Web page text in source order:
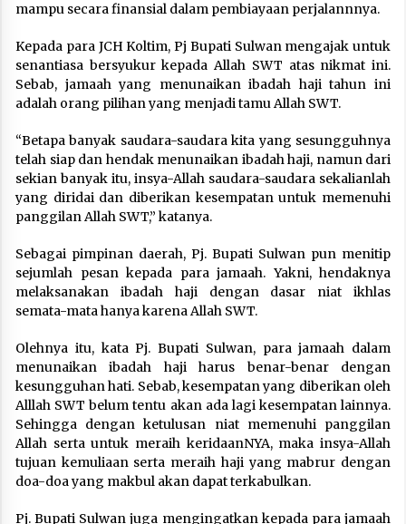
mampu secara finansial dalam pembiayaan perjalannnya.
Kepada para JCH Koltim, Pj Bupati Sulwan mengajak untuk
senantiasa bersyukur kepada Allah SWT atas nikmat ini.
Sebab, jamaah yang menunaikan ibadah haji tahun ini
adalah orang pilihan yang menjadi tamu Allah SWT.
“Betapa banyak saudara-saudara kita yang sesungguhnya
telah siap dan hendak menunaikan ibadah haji, namun dari
sekian banyak itu, insya-Allah saudara-saudara sekalianlah
yang diridai dan diberikan kesempatan untuk memenuhi
panggilan Allah SWT,” katanya.
Sebagai pimpinan daerah, Pj. Bupati Sulwan pun menitip
sejumlah pesan kepada para jamaah. Yakni, hendaknya
melaksanakan ibadah haji dengan dasar niat ikhlas
semata-mata hanya karena Allah SWT.
Olehnya itu, kata Pj. Bupati Sulwan, para jamaah dalam
menunaikan ibadah haji harus benar-benar dengan
kesungguhan hati. Sebab, kesempatan yang diberikan oleh
Alllah SWT belum tentu akan ada lagi kesempatan lainnya.
Sehingga dengan ketulusan niat memenuhi panggilan
Allah serta untuk meraih keridaanNYA, maka insya-Allah
tujuan kemuliaan serta meraih haji yang mabrur dengan
doa-doa yang makbul akan dapat terkabulkan.
Pj. Bupati Sulwan juga mengingatkan kepada para jamaah